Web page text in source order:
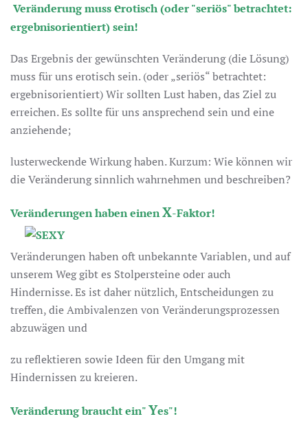
Veränderung musserotisch (oder "seriös" betrachtet:
ergebnisorientiert) sein!
Das Ergebnis der gewünschten Veränderung (die Lösung)
muss für uns erotisch sein. (oder „seriös“ betrachtet:
ergebnisorientiert) Wir sollten Lust haben, das Ziel zu
erreichen. Es sollte für uns ansprechend sein und eine
anziehende;
lusterweckende Wirkung haben. Kurzum: Wie können wir
die Veränderung sinnlich wahrnehmen und beschreiben?
Veränderungen haben einenX-Faktor!
Veränderungen haben oft unbekannte Variablen, und auf
unserem Weg gibt es Stolpersteine oder auch
Hindernisse. Es ist daher nützlich, Entscheidungen zu
treffen, die Ambivalenzen von Veränderungsprozessen
abzuwägen und
zu reflektieren sowie Ideen für den Umgang mit
Hindernissen zu kreieren.
Veränderung braucht ein"Yes"!